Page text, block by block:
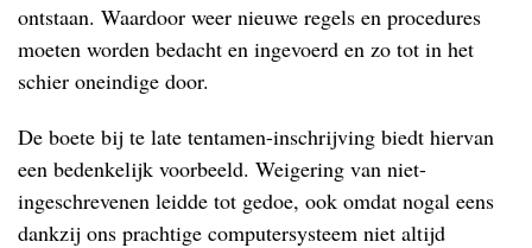
ontstaan. Waardoor weer nieuwe regels en procedures
moeten worden bedacht en ingevoerd en zo tot in het
schier oneindige door.
De boete bij te late tentamen-inschrijving biedt hiervan
een bedenkelijk voorbeeld. Weigering van niet-
ingeschrevenen leidde tot gedoe, ook omdat nogal eens
dankzij ons prachtige computersysteem niet altijd